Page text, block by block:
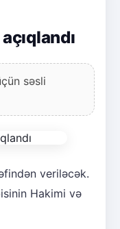
səsli
veriləcək.
Hakimi və